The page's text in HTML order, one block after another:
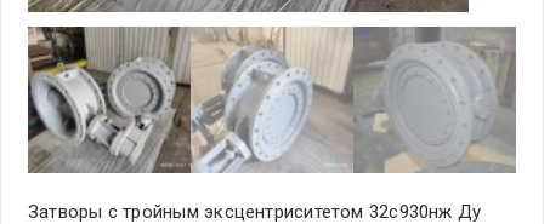
Затворы с тройным эксцентриситетом 32с930нж Ду